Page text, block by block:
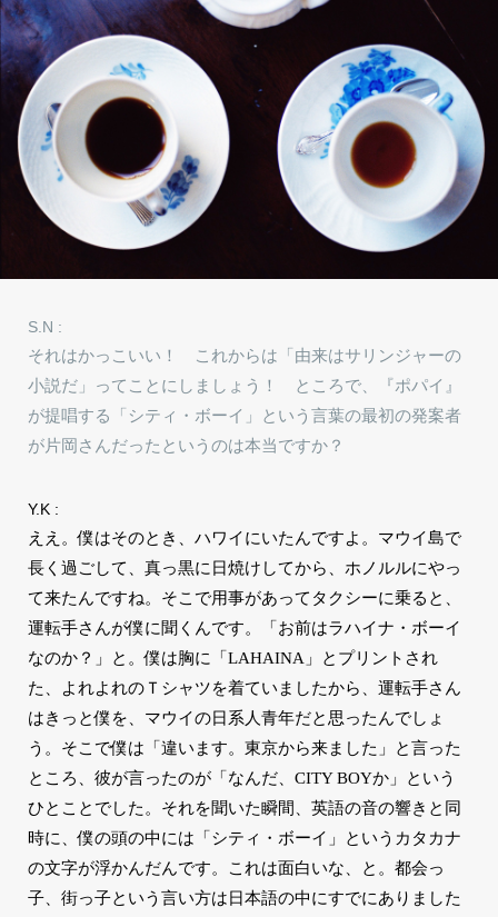
S.N :
それはかっこいい！ これからは「由来はサリンジャーの
小説だ」ってことにしましょう！ ところで、『ポパイ』
が提唱する「シティ・ボーイ」という言葉の最初の発案者
が片岡さんだったというのは本当ですか？
Y.K :
ええ。僕はそのとき、ハワイにいたんですよ。マウイ島で
長く過ごして、真っ黒に日焼けしてから、ホノルルにやっ
て来たんですね。そこで用事があってタクシーに乗ると、
運転手さんが僕に聞くんです。「お前はラハイナ・ボーイ
なのか？」と。僕は胸に「LAHAINA」とプリントされ
た、よれよれのＴシャツを着ていましたから、運転手さん
はきっと僕を、マウイの日系人青年だと思ったんでしょ
う。そこで僕は「違います。東京から来ました」と言った
ところ、彼が言ったのが「なんだ、CITY BOYか」という
ひとことでした。それを聞いた瞬間、英語の音の響きと同
時に、僕の頭の中には「シティ・ボーイ」というカタカナ
の文字が浮かんだんです。これは面白いな、と。都会っ
子、街っ子という言い方は日本語の中にすでにありました